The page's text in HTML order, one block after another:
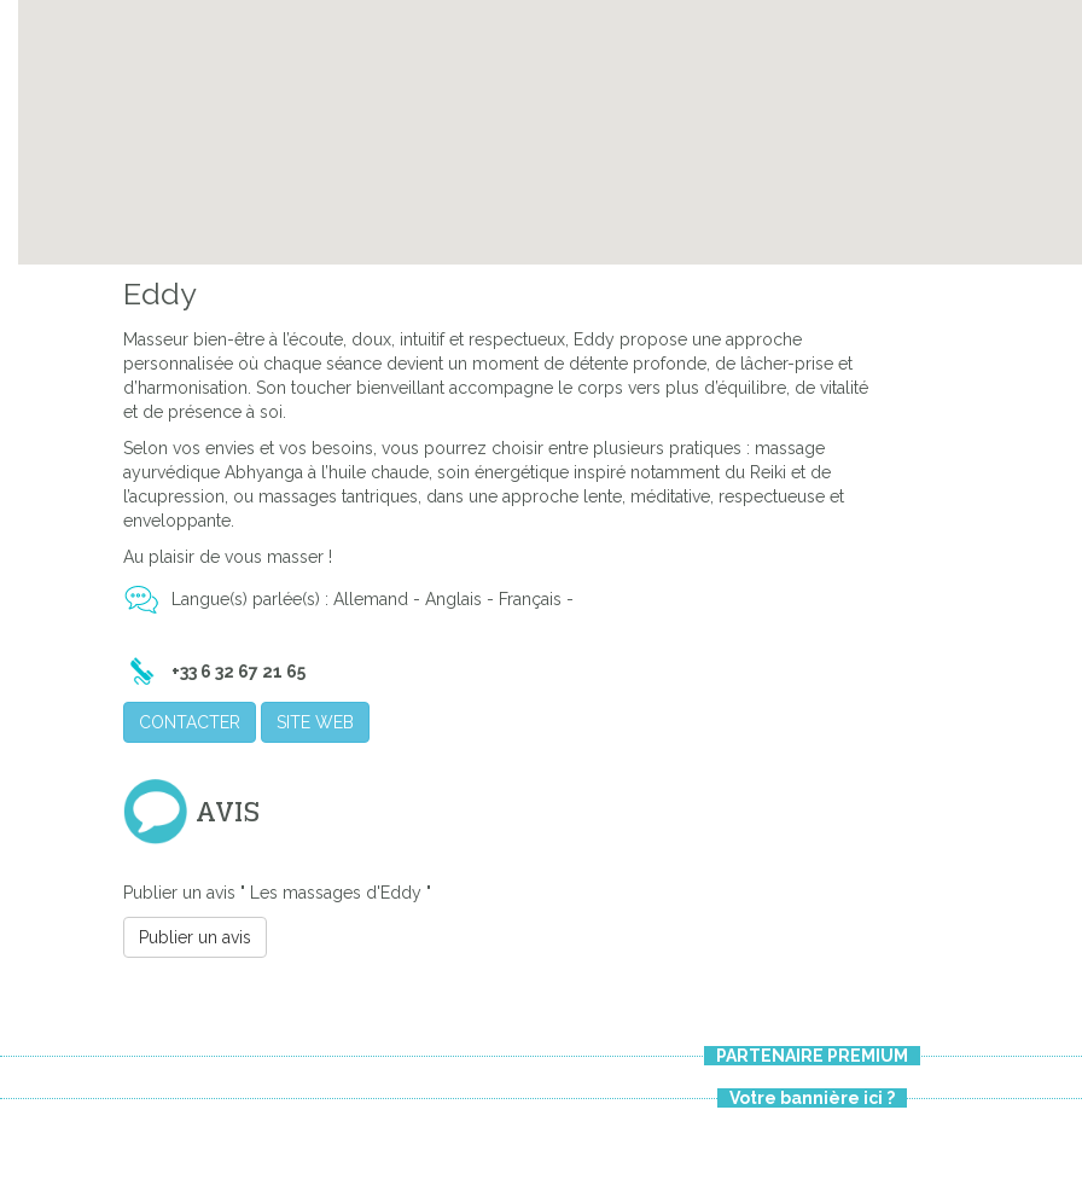
Eddy
Masseur bien-être à l’écoute, doux, intuitif et respectueux, Eddy propose une approche
personnalisée où chaque séance devient un moment de détente profonde, de lâcher-prise et
d’harmonisation. Son toucher bienveillant accompagne le corps vers plus d’équilibre, de vitalité
et de présence à soi.
Selon vos envies et vos besoins, vous pourrez choisir entre plusieurs pratiques : massage
ayurvédique Abhyanga à l’huile chaude, soin énergétique inspiré notamment du Reiki et de
l’acupression, ou massages tantriques, dans une approche lente, méditative, respectueuse et
enveloppante.
Au plaisir de vous masser !
Langue(s) parlée(s) : Allemand - Anglais - Français -
+33 6 32 67 21 65
CONTACTER SITE WEB
AVIS
Publier un avis " Les massages d'Eddy "
Publier un avis
PARTENAIRE PREMIUM
Votre bannière ici ?